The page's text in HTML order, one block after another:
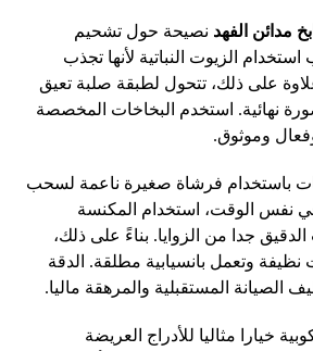
مدائن الفهد نصيحة حول تشحيم
الزيوت النباتية لأنها تجذب
على ذلك، تتحول لطبقة صلبة تعيق
نهائية. استخدم البخاخات المخصصة
وموثوق.
باستخدام فرشاة صغيرة ناعمة لسحب
نفس الوقت، استخدام المكنسة
الدقيق جدا من الزوايا. بناءً على ذلك،
وتعمل بانسيابية مطلقة. الدقة
الصيانة المستقبلية والمرهقة ماليا.
خيارا مثاليا للأدراج العريضة